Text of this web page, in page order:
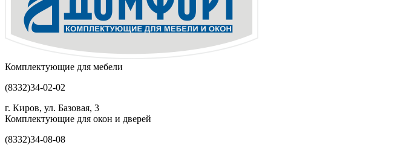
Комплектующие для мебели
(8332)34-02-02
г. Киров, ул. Базовая, 3
Комплектующие для окон и дверей
(8332)34-08-08